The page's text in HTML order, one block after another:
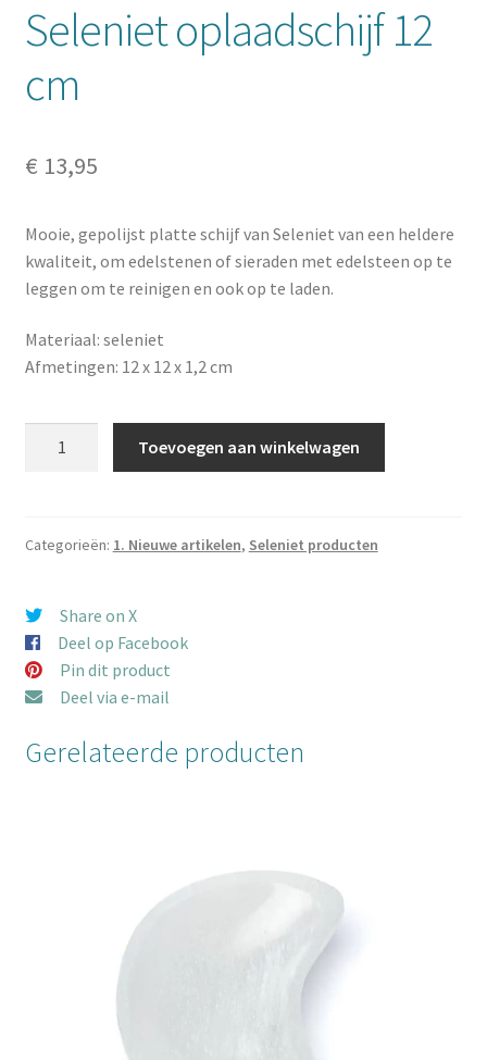
Seleniet oplaadschijf 12
cm
€ 13,95
Mooie, gepolijst platte schijf van Seleniet van een heldere
kwaliteit, om edelstenen of sieraden met edelsteen op te
leggen om te reinigen en ook op te laden.
Materiaal: seleniet
Afmetingen: 12 x 12 x 1,2 cm
aantal
Toevoegen aan winkelwagen
Categorieën: 1. Nieuwe artikelen, Seleniet producten
Share on X
Deel op Facebook
Pin dit product
Deel via e-mail
Gerelateerde producten